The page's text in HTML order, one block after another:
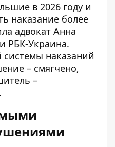
в 2026 году и
наказание более
адвокат Анна
РБК-Украина.
системы наказаний
– смягчено,
–